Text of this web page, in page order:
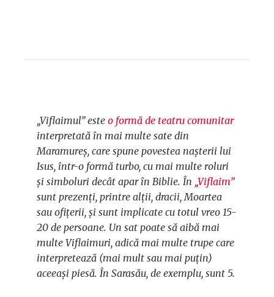
„Viflaimul” este o formă de teatru comunitar
interpretată în mai multe sate din
Maramureș, care spune povestea nașterii lui
Isus, într-o formă turbo, cu mai multe roluri
și simboluri decât apar în Biblie. În „Viflaim”
sunt prezenți, printre alții, dracii, Moartea
sau ofițerii, și sunt implicate cu totul vreo 15-
20 de persoane. Un sat poate să aibă mai
multe Viflaimuri, adică mai multe trupe care
interpretează (mai mult sau mai puțin)
aceeași piesă. În Sarasău, de exemplu, sunt 5.